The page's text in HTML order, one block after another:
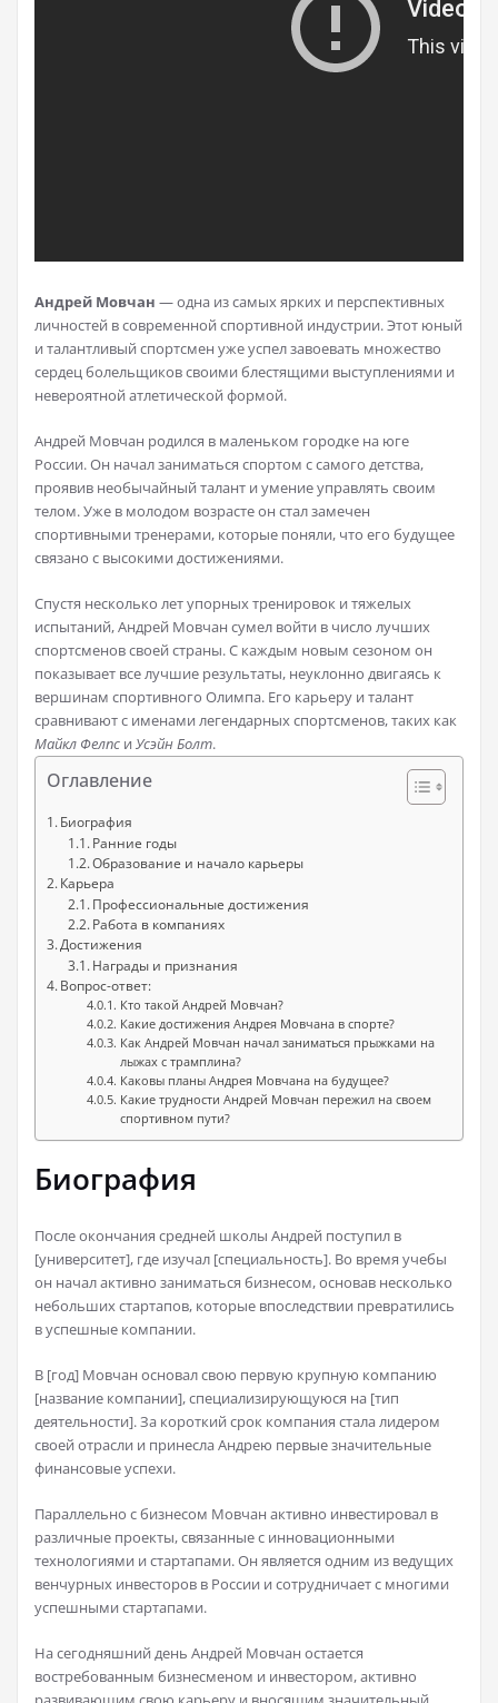
Андрей Мовчан — одна из самых ярких и перспективных
личностей в современной спортивной индустрии. Этот юный
и талантливый спортсмен уже успел завоевать множество
сердец болельщиков своими блестящими выступлениями и
невероятной атлетической формой.
Андрей Мовчан родился в маленьком городке на юге
России. Он начал заниматься спортом с самого детства,
проявив необычайный талант и умение управлять своим
телом. Уже в молодом возрасте он стал замечен
спортивными тренерами, которые поняли, что его будущее
связано с высокими достижениями.
Спустя несколько лет упорных тренировок и тяжелых
испытаний, Андрей Мовчан сумел войти в число лучших
спортсменов своей страны. С каждым новым сезоном он
показывает все лучшие результаты, неуклонно двигаясь к
вершинам спортивного Олимпа. Его карьеру и талант
сравнивают с именами легендарных спортсменов, таких как
Майкл Фелпс и Усэйн Болт.
Оглавление
Биография
Ранние годы
Образование и начало карьеры
Карьера
Профессиональные достижения
Работа в компаниях
Достижения
Награды и признания
Вопрос-ответ:
Кто такой Андрей Мовчан?
Какие достижения Андрея Мовчана в спорте?
Как Андрей Мовчан начал заниматься прыжками на
лыжах с трамплина?
Каковы планы Андрея Мовчана на будущее?
Какие трудности Андрей Мовчан пережил на своем
спортивном пути?
Биография
После окончания средней школы Андрей поступил в
[университет], где изучал [специальность]. Во время учебы
он начал активно заниматься бизнесом, основав несколько
небольших стартапов, которые впоследствии превратились
в успешные компании.
В [год] Мовчан основал свою первую крупную компанию
[название компании], специализирующуюся на [тип
деятельности]. За короткий срок компания стала лидером
своей отрасли и принесла Андрею первые значительные
финансовые успехи.
Параллельно с бизнесом Мовчан активно инвестировал в
различные проекты, связанные с инновационными
технологиями и стартапами. Он является одним из ведущих
венчурных инвесторов в России и сотрудничает с многими
успешными стартапами.
На сегодняшний день Андрей Мовчан остается
востребованным бизнесменом и инвестором, активно